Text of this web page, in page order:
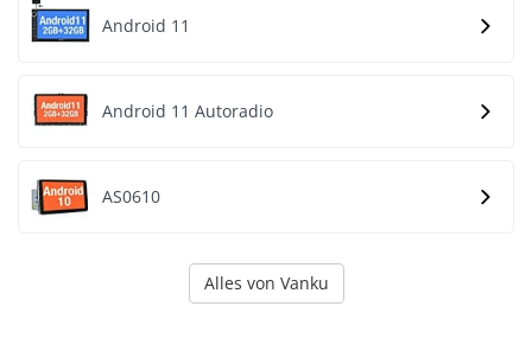
Android 11
Android 11 Autoradio
AS0610
Alles von Vanku